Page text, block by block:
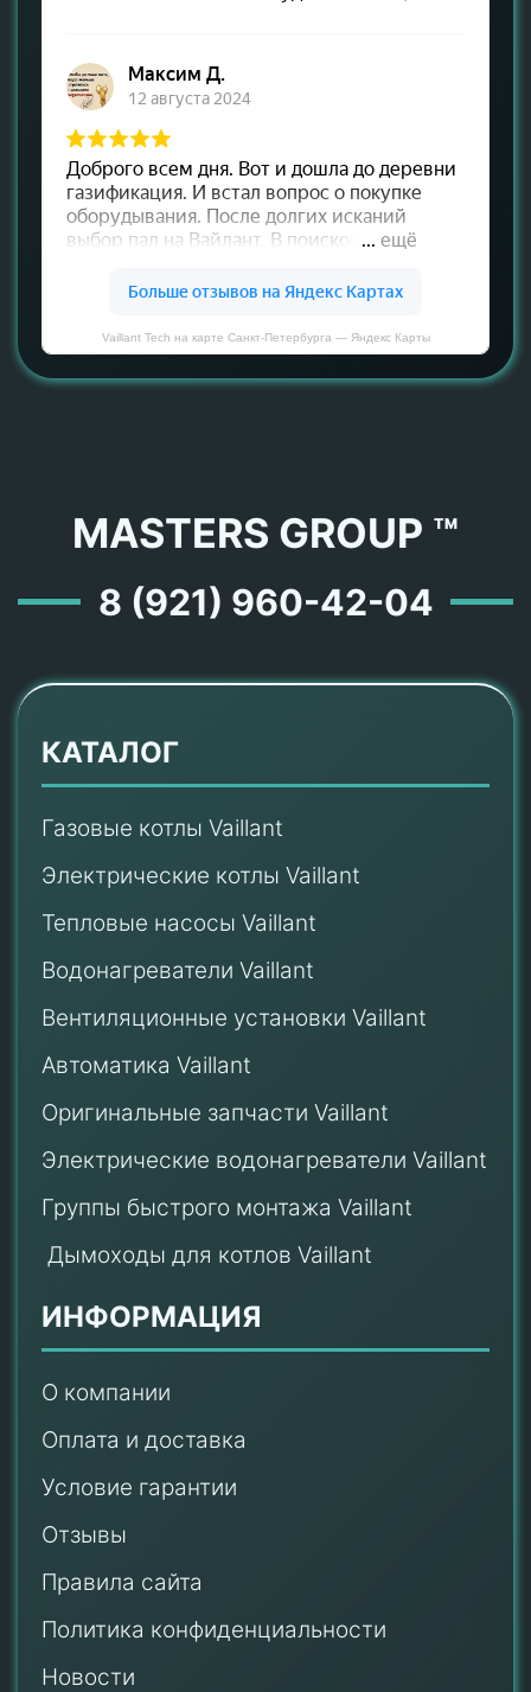
Vaillant Tech на карте Санкт‑Петербурга — Яндекс Карты
MASTERS GROUP ™
8 (921) 960-42-04
КАТАЛОГ
Газовые котлы Vaillant
Электрические котлы Vaillant
Тепловые насосы Vaillant
Водонагреватели Vaillant
Вентиляционные установки Vaillant
Автоматика Vaillant
Оригинальные запчасти Vaillant
Электрические водонагреватели Vaillant
Группы быстрого монтажа Vaillant
Дымоходы для котлов Vaillant
ИНФОРМАЦИЯ
О компании
Оплата и доставка
Условие гарантии
Отзывы
Правила сайта
Политика конфиденциальности
Новости